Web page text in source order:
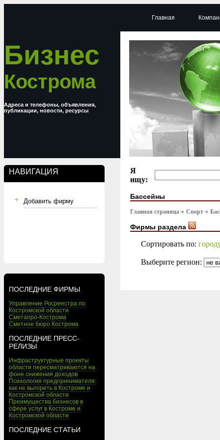
Бизнес
Кострома
Адреса и телефоны, объявления,
публикации, новости, ресурсы
НАВИГАЦИЯ
Добавить фирму
ПОСЛЕДНИЕ ФИРМЫ
Управление Росреестра по
Костромской области
Сметапро-Кострома
Сметное бюро Кострома
ПОСЛЕДНИЕ ПРЕСС-
РЕЛИЗЫ
Инфраструктурные проекты
области пересматриваются на
фоне снижения доходов
Психология предпринимателя:
как не выгореть в Костроме и
Костромской области
Преимущества бизнесов в
сфере услуг в Костроме и
Костромской области
ПОСЛЕДНИЕ СТАТЬИ
Главная
Я
ищу:
Бассейны
Главная страница Спорт
Фирмы раздела
Сортировать по:
Выберите регион: